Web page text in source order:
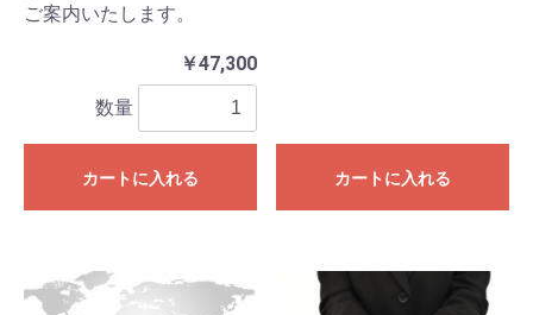
ご案内いたします。
￥47,300
数量
カートに入れる カートに入れる